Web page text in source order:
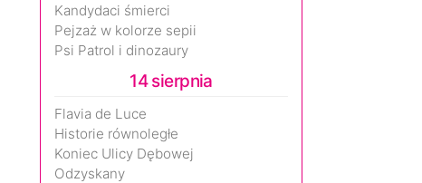
Kandydaci śmierci
Pejzaż w kolorze sepii
Psi Patrol i dinozaury
14 sierpnia
Flavia de Luce
Historie równoległe
Koniec Ulicy Dębowej
Odzyskany